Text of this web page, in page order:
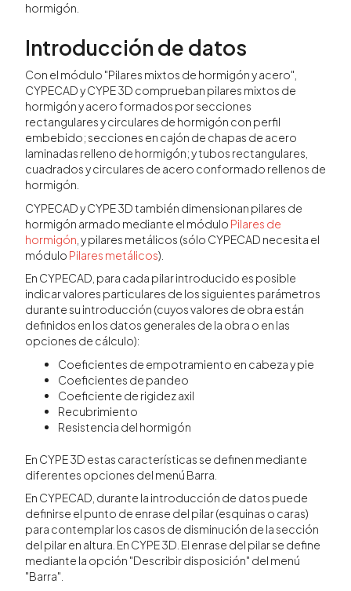
hormigón.
Introducción de datos
Con el módulo "Pilares mixtos de hormigón y acero",
CYPECAD y CYPE 3D comprueban pilares mixtos de
hormigón y acero formados por secciones
rectangulares y circulares de hormigón con perfil
embebido; secciones en cajón de chapas de acero
laminadas relleno de hormigón; y tubos rectangulares,
cuadrados y circulares de acero conformado rellenos de
hormigón.
CYPECAD y CYPE 3D también dimensionan pilares de
hormigón armado mediante el módulo Pilares de
hormigón , y pilares metálicos (sólo CYPECAD necesita el
módulo Pilares metálicos).
En CYPECAD, para cada pilar introducido es posible
indicar valores particulares de los siguientes parámetros
durante su introducción (cuyos valores de obra están
definidos en los datos generales de la obra o en las
opciones de cálculo):
Coeficientes de empotramiento en cabeza y pie
Coeficientes de pandeo
Coeficiente de rigidez axil
Recubrimiento
Resistencia del hormigón
En CYPE 3D estas características se definen mediante
diferentes opciones del menú Barra.
En CYPECAD, durante la introducción de datos puede
definirse el punto de enrase del pilar (esquinas o caras)
para contemplar los casos de disminución de la sección
del pilar en altura. En CYPE 3D. El enrase del pilar se define
mediante la opción "Describir disposición" del menú
"Barra".